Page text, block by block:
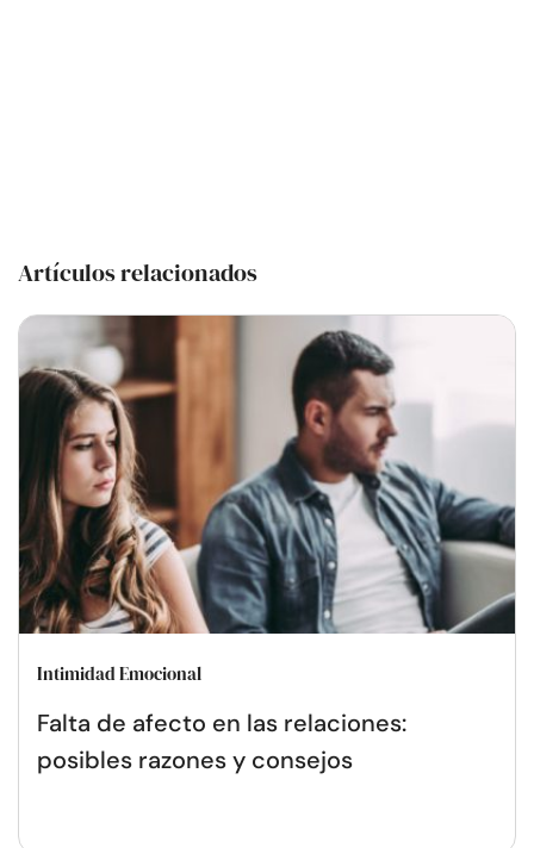
Artículos relacionados
Intimidad Emocional
Falta de afecto en las relaciones:
posibles razones y consejos